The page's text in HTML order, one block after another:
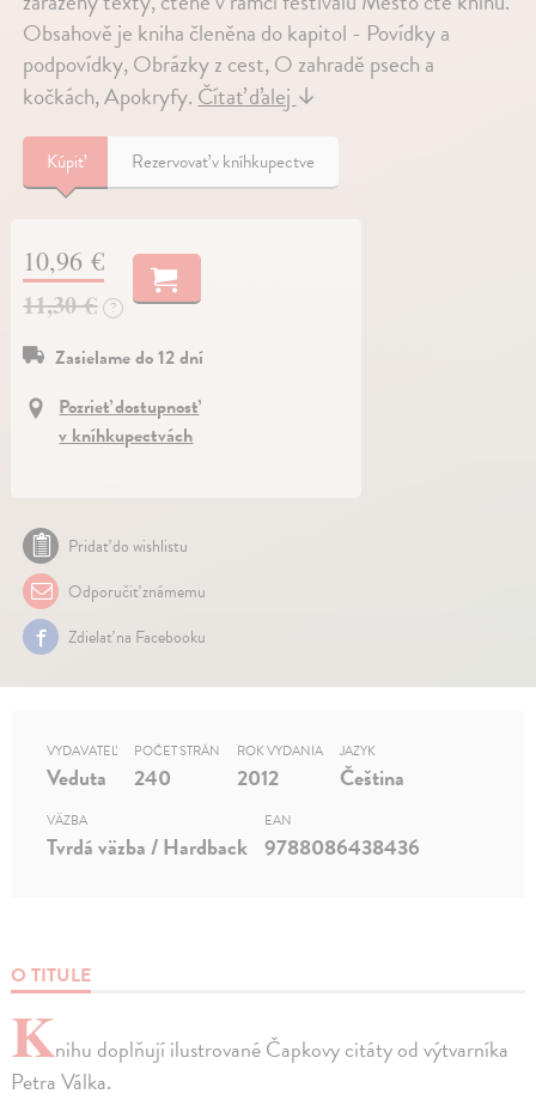
Obsahově je kniha členěna do kapitol - Povídky a
podpovídky, Obrázky z cest, O zahradě psech a
kočkách, Apokryfy.Čítať ďalej↓
Kúpiť Rezervovať v kníhkupectve
10,96 €
11,30 €
?
Zasielame do 12 dní
Pozrieť dostupnosť
v kníhkupectvách
Pridať do wishlistu
Odporučiť známemu
Zdielať na Facebooku
O TITULE
Knihu doplňují ilustrované Čapkovy citáty od výtvarníka
Petra Válka.
VYDAVATEĽ
Veduta
POČET STRÁN
240
ROK VYDANIA
2012
JAZYK
Čeština
VÄZBA
Tvrdá väzba / Hardback
EAN
9788086438436